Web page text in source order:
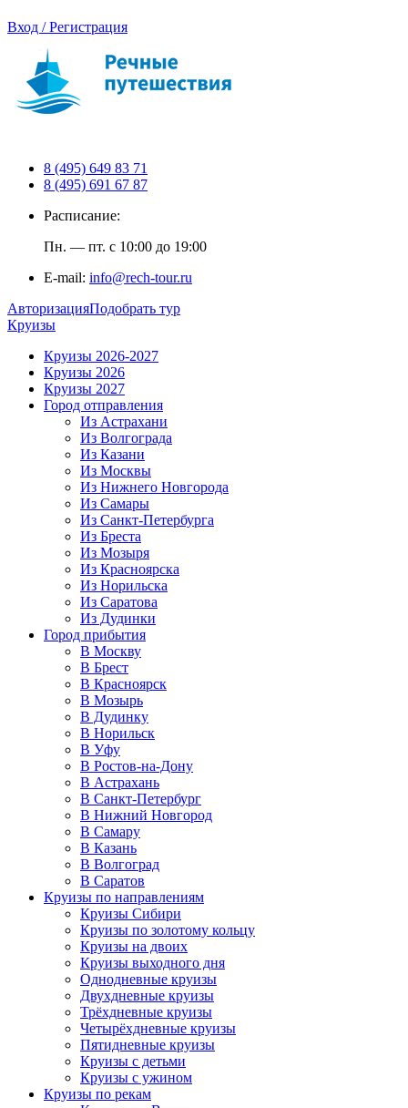
Вход / Регистрация
8 (495) 649 83 71
8 (495) 691 67 87
Расписание:
Пн. — пт. с 10:00 до 19:00
E-mail: info@rech-tour.ru
АвторизацияПодобрать тур
Круизы
Круизы 2026-2027
Круизы 2026
Круизы 2027
Город отправления
Из Астрахани
Из Волгограда
Из Казани
Из Москвы
Из Нижнего Новгорода
Из Самары
Из Санкт-Петербурга
Из Бреста
Из Мозыря
Из Красноярска
Из Норильска
Из Саратова
Из Дудинки
Город прибытия
В Москву
В Брест
В Красноярск
В Мозырь
В Дудинку
В Норильск
В Уфу
В Ростов-на-Дону
В Астрахань
В Санкт-Петербург
В Нижний Новгород
В Самару
В Казань
В Волгоград
В Саратов
Круизы по направлениям
Круизы Сибири
Круизы по золотому кольцу
Круизы на двоих
Круизы выходного дня
Однодневные круизы
Двухдневные круизы
Трёхдневные круизы
Четырёхдневные круизы
Пятидневные круизы
Круизы с детьми
Круизы с ужином
Круизы по рекам